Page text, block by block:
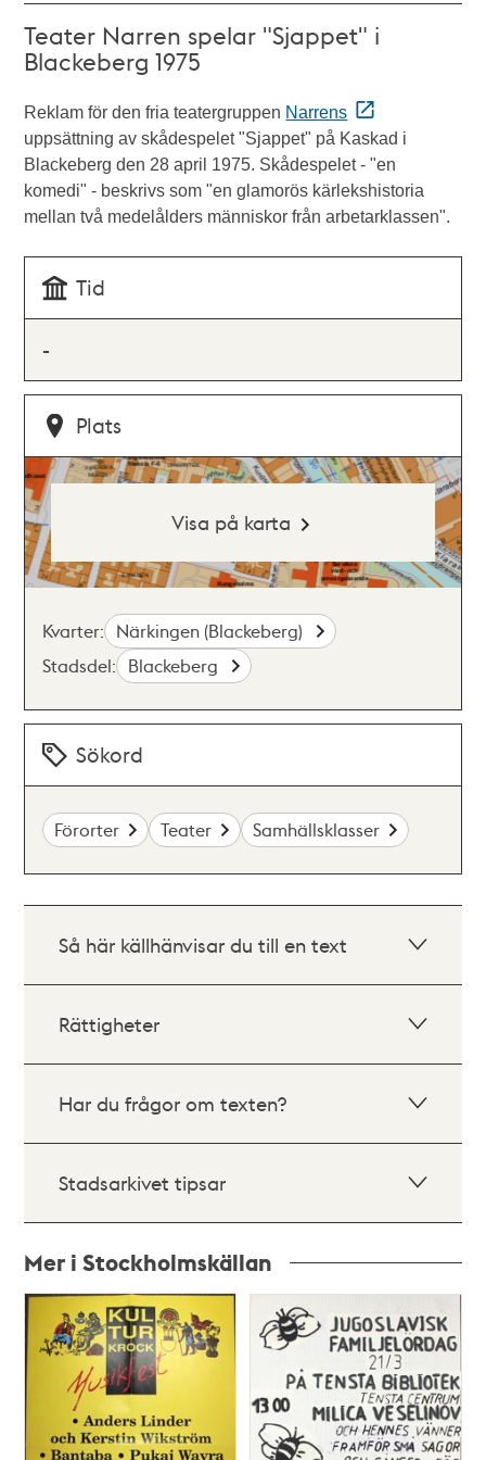
Teater Narren spelar "Sjappet" i
Blackeberg 1975
Reklam för den fria teatergruppen Narrens
uppsättning av skådespelet "Sjappet" på Kaskad i
Blackeberg den 28 april 1975. Skådespelet - "en
komedi" - beskrivs som "en glamorös kärlekshistoria
mellan två medelålders människor från arbetarklassen".
Tid
-
Plats
Visa på karta
Kvarter: Närkingen (Blackeberg)
Stadsdel: Blackeberg
Sökord
Förorter Teater Samhällsklasser
Så här källhänvisar du till en text
Rättigheter
Har du frågor om texten?
Stadsarkivet tipsar
Mer i Stockholmskällan
Relaterade
poster
och
teman